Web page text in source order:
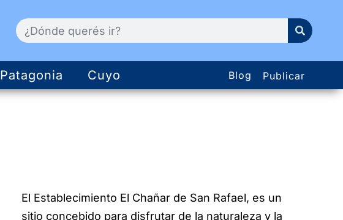
Patagonia Cuyo Blog Publicar
El Establecimiento El Chañar de San Rafael, es un
sitio concebido para disfrutar de la naturaleza y la